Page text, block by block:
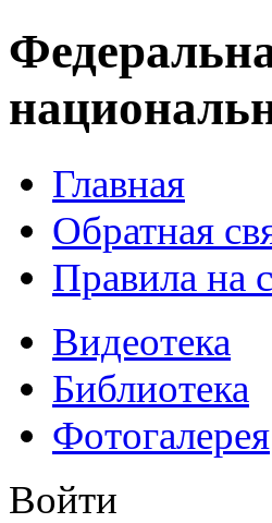
Главная
Обратная
Правила на
Видеотека
Библиотека
Фотогалерея
Войти